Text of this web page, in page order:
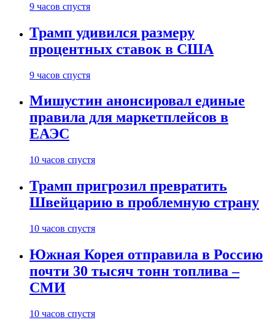
9 часов спустя
Трамп удивился размеру
процентных ставок в США
9 часов спустя
Мишустин анонсировал единые
правила для маркетплейсов в
ЕАЭС
10 часов спустя
Трамп пригрозил превратить
Швейцарию в проблемную страну
10 часов спустя
Южная Корея отправила в Россию
почти 30 тысяч тонн топлива –
СМИ
10 часов спустя